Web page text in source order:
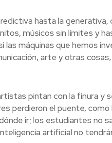
hasta la
músicos sin límites y
las máquinas que hemos
arte y otras
pintan con la finura y
perdieron el puente,
ir; los estudiantes no
artificial no